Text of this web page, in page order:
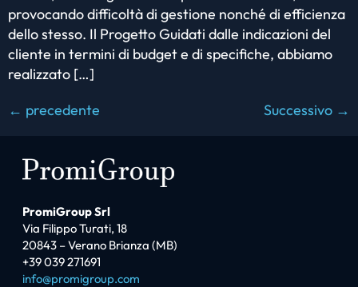
provocando difficoltà di gestione nonché di efficienza
dello stesso. Il Progetto Guidati dalle indicazioni del
cliente in termini di budget e di specifiche, abbiamo
realizzato […]
← precedente Successivo →
PromiGroup Srl
Via Filippo Turati, 18
20843 – Verano Brianza (MB)
+39 039 271691
info@promigroup.com